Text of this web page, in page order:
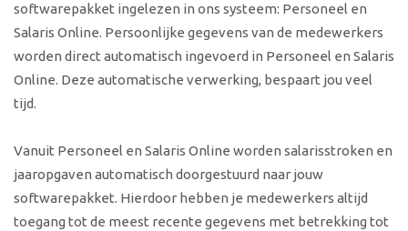
softwarepakket ingelezen in ons systeem: Personeel en
Salaris Online. Persoonlijke gegevens van de medewerkers
worden direct automatisch ingevoerd in Personeel en Salaris
Online. Deze automatische verwerking, bespaart jou veel
tijd.
Vanuit Personeel en Salaris Online worden salarisstroken en
jaaropgaven automatisch doorgestuurd naar jouw
softwarepakket. Hierdoor hebben je medewerkers altijd
toegang tot de meest recente gegevens met betrekking tot